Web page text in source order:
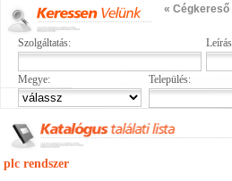
« Cégkereső
Szolgáltatás:
Megye: Település:
plc rendszer